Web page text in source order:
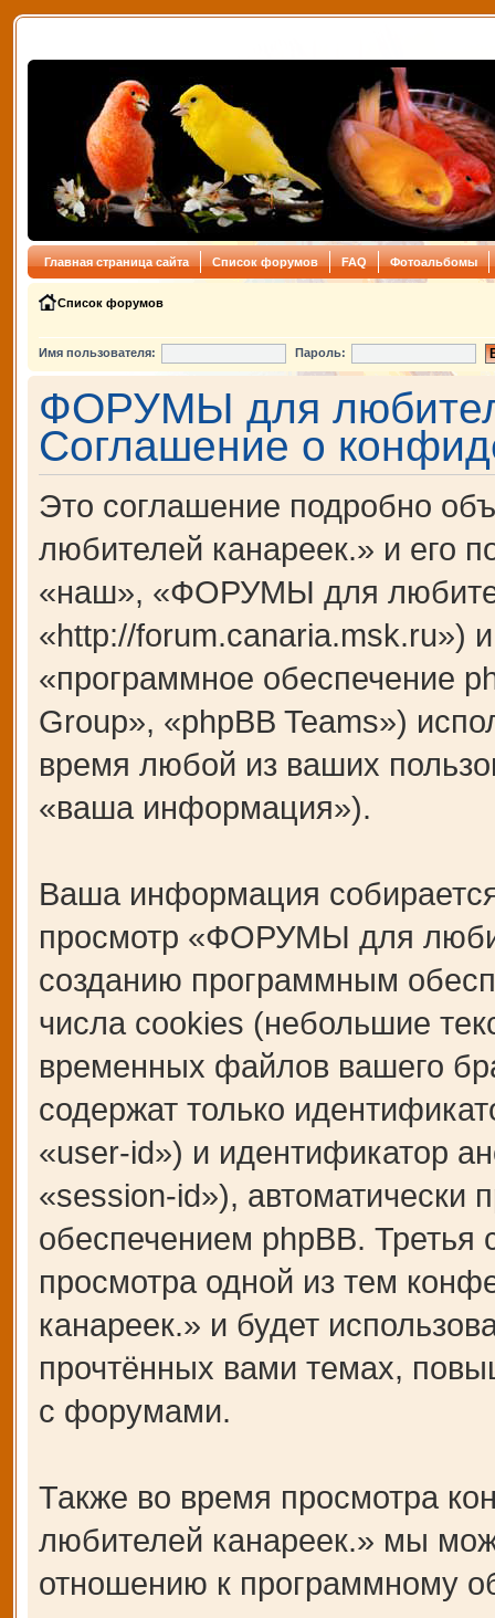
Главная страница сайта Список форумов FAQ Фотоальбомы
Список форумов
Имя пользователя: Пароль:
ФОРУМЫ для
Соглашение о
Это соглашение подробно
любителей канареек.» и его
«наш», «ФОРУМЫ для
«http://forum.canaria.msk.ru»)
«программное обеспечение
Group», «phpBB Teams»)
время любой из ваших
«ваша информация»).
Ваша информация
просмотр «ФОРУМЫ для
созданию программным
числа cookies (небольшие
временных файлов вашего
содержат только
«user-id») и идентификатор
«session-id»),
обеспечением phpBB. Третья
просмотра одной из тем
канареек.» и будет
прочтённых вами темах,
с форумами.
Также во время просмотра
любителей канареек.» мы
отношению к программному